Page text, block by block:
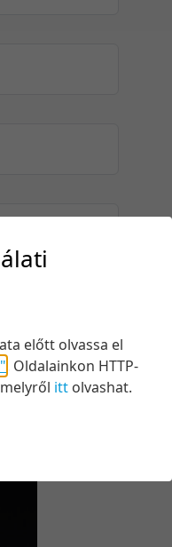
előtt olvassa el
Oldalainkon HTTP-
itt olvashat.